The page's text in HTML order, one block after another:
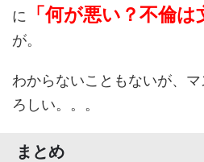
に
「何が悪い？不倫は
が。
わからないこともないが、
ろしい。。。
まとめ